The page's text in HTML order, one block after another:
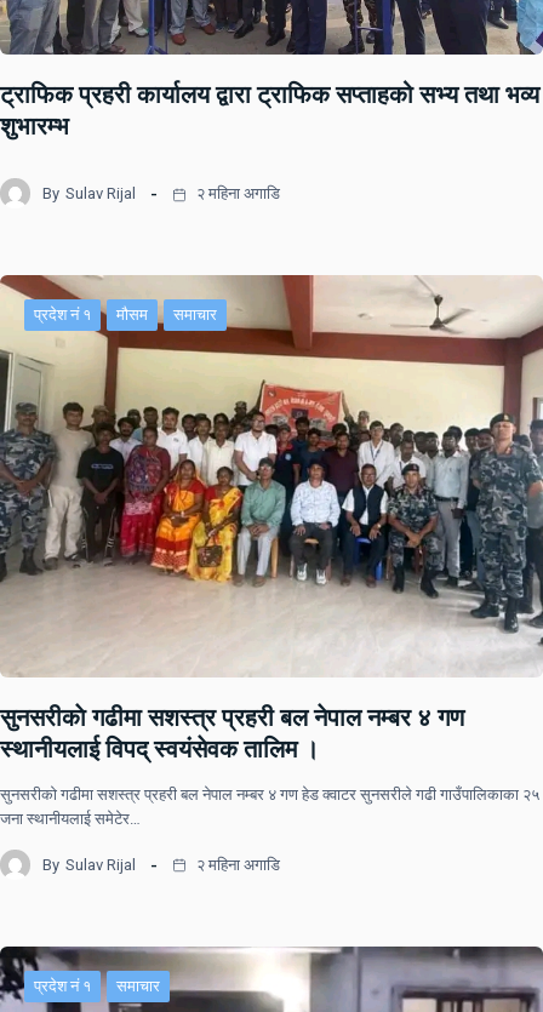
ट्राफिक प्रहरी कार्यालय द्वारा ट्राफिक सप्ताहको सभ्य तथा भव्य
शुभारम्भ
By Sulav Rijal २ महिना अगाडि
प्रदेश नं १ मौसम समाचार
सुनसरीकाे गढीमा सशस्त्र प्रहरी बल नेपाल नम्बर ४ गण
स्थानीयलाई विपद् स्वयंसेवक तालिम ।
सुनसरीकाे गढीमा सशस्त्र प्रहरी बल नेपाल नम्बर ४ गण हेड क्वाटर सुनसरीले गढी गाउँपालिकाका २५
जना स्थानीयलाई समेटेर…
By Sulav Rijal २ महिना अगाडि
प्रदेश नं १ समाचार